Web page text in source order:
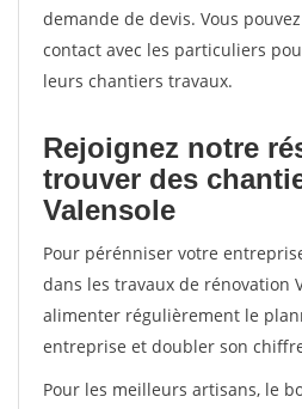
demande de devis. Vous
contact avec les particuliers
leurs chantiers travaux.
Rejoignez notre
trouver des
Valensole
Pour pérénniser votre
dans les travaux de rénovation
alimenter régulièrement le
entreprise et doubler son
Pour les meilleurs artisans, le